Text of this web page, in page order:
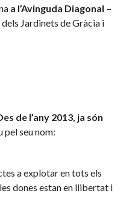
a l’Avinguda Diagonal –
Jardinets de Gràcia i
de l’any 2013, ja són
pel seu nom:
a explotar en tots els
dones estan en llibertat i